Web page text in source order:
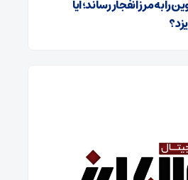
به مرز انفجار رساند؛ آیا